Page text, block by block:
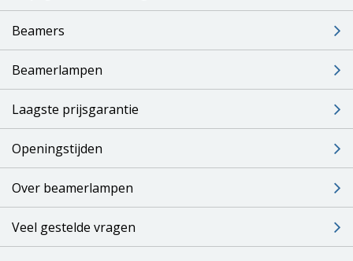
Beamers
Beamerlampen
Laagste prijsgarantie
Openingstijden
Over beamerlampen
Veel gestelde vragen